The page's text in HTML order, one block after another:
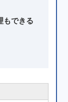
もできる